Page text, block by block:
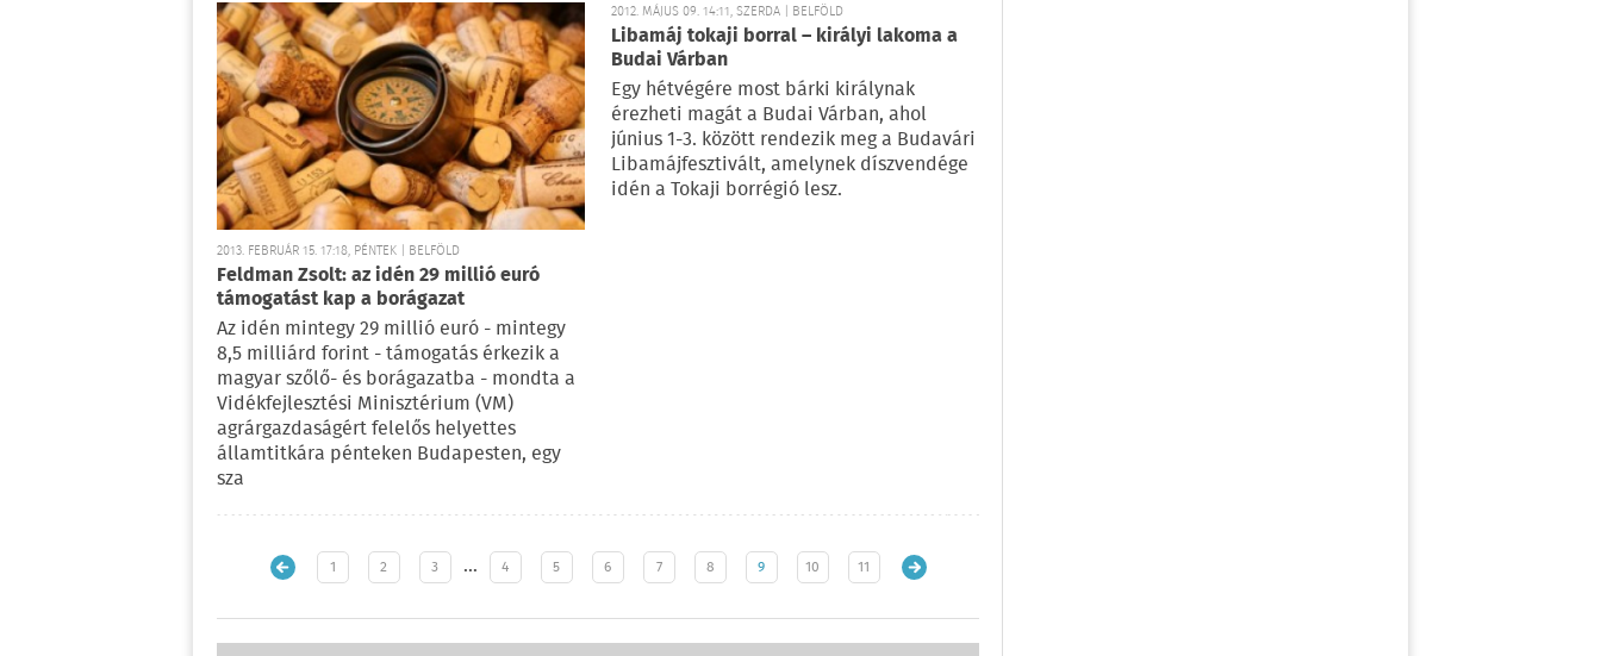
2013. FEBRUÁR 15. 17:18, PÉNTEK | BELFÖLD
Feldman Zsolt: az idén 29 millió euró
támogatást kap a borágazat
Az idén mintegy 29 millió euró - mintegy
8,5 milliárd forint - támogatás érkezik a
magyar szőlő- és borágazatba - mondta a
Vidékfejlesztési Minisztérium (VM)
agrárgazdaságért felelős helyettes
államtitkára pénteken Budapesten, egy
sza
2012. MÁJUS 09. 14:11, SZERDA | BELFÖLD
Libamáj tokaji borral – királyi lakoma a
Budai Várban
Egy hétvégére most bárki királynak
érezheti magát a Budai Várban, ahol
június 1-3. között rendezik meg a Budavári
Libamájfesztivált, amelynek díszvendége
idén a Tokaji borrégió lesz.
1 2 3 … 4 5 6 7 8 9 10 11